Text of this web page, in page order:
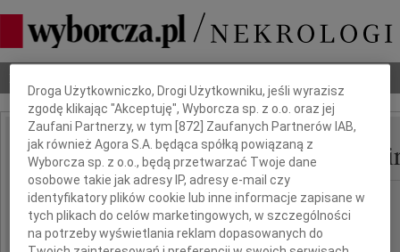
IMIĘ I NAZWISKO: Krzysztof Ciejpa-
REGION: cała Polska
DATA EMISJI: 10.09.2009
Dbamy o Twoją prywatność
Droga Użytkowniczko, Drogi Użytkowniku, jeśli wyrazisz
zgodę klikając "Akceptuję", Wyborcza sp. z o.o. oraz jej
Zaufani Partnerzy, w tym [872 ] Zaufanych Partnerów IAB,
jak również Agora S.A. będąca spółką powiązaną z
Wyborcza sp. z o.o., będą przetwarzać Twoje dane
osobowe takie jak adresy IP, adresy e-mail czy
identyfikatory plików cookie lub inne informacje zapisane w
tych plikach do celów marketingowych, w szczególności
na potrzeby wyświetlania reklam dopasowanych do